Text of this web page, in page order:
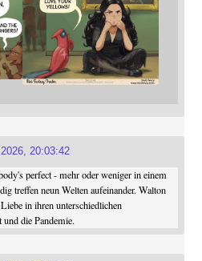
20:03:42
perfect - mehr oder weniger in einem
treffen neun Welten aufeinander. Walton
in ihren unterschiedlichen
die Pandemie.